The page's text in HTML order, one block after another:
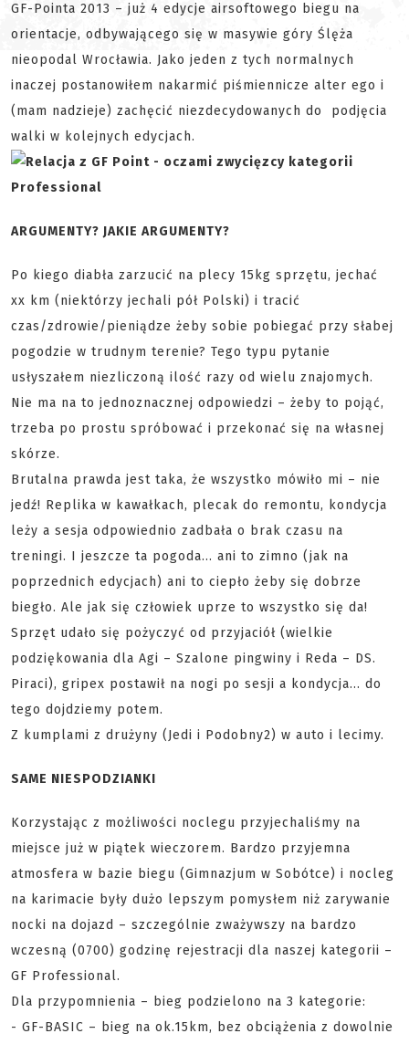
GF-Pointa 2013 – już 4 edycje airsoftowego biegu na
orientacje, odbywającego się w masywie góry Ślęża
nieopodal Wrocławia. Jako jeden z tych normalnych
inaczej postanowiłem nakarmić piśmiennicze alter ego i
(mam nadzieje) zachęcić niezdecydowanych do podjęcia
walki w kolejnych edycjach.
ARGUMENTY? JAKIE ARGUMENTY?
Po kiego diabła zarzucić na plecy 15kg sprzętu, jechać
xx km (niektórzy jechali pół Polski) i tracić
czas/zdrowie/pieniądze żeby sobie pobiegać przy słabej
pogodzie w trudnym terenie? Tego typu pytanie
usłyszałem niezliczoną ilość razy od wielu znajomych.
Nie ma na to jednoznacznej odpowiedzi – żeby to pojąć,
trzeba po prostu spróbować i przekonać się na własnej
skórze.
Brutalna prawda jest taka, że wszystko mówiło mi – nie
jedź! Replika w kawałkach, plecak do remontu, kondycja
leży a sesja odpowiednio zadbała o brak czasu na
treningi. I jeszcze ta pogoda… ani to zimno (jak na
poprzednich edycjach) ani to ciepło żeby się dobrze
biegło. Ale jak się człowiek uprze to wszystko się da!
Sprzęt udało się pożyczyć od przyjaciół (wielkie
podziękowania dla Agi – Szalone pingwiny i Reda – DS.
Piraci), gripex postawił na nogi po sesji a kondycja… do
tego dojdziemy potem.
Z kumplami z drużyny (Jedi i Podobny2) w auto i lecimy.
SAME NIESPODZIANKI
Korzystając z możliwości noclegu przyjechaliśmy na
miejsce już w piątek wieczorem. Bardzo przyjemna
atmosfera w bazie biegu (Gimnazjum w Sobótce) i nocleg
na karimacie były dużo lepszym pomysłem niż zarywanie
nocki na dojazd – szczególnie zważywszy na bardzo
wczesną (0700) godzinę rejestracji dla naszej kategorii –
GF Professional.
Dla przypomnienia – bieg podzielono na 3 kategorie:
- GF-BASIC – bieg na ok.15km, bez obciążenia z dowolnie